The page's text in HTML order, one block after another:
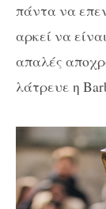
πάντα να
αρκεί να
απαλές
λάτρευε η